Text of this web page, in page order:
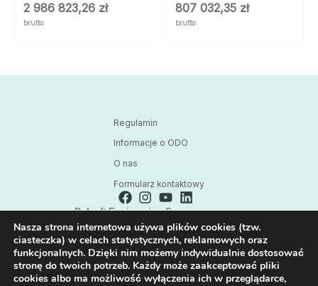
2 986 823,26 zł
brutto
807 032,35 zł
brutto
Regulamin
Informacje o ODO
O nas
Formularz kontaktowy
Polsoft Engineering Sp. z o.o.
ul. 73 Pułku Piechoty 1, 40-467 Katowice
Skontaktuj się z nami:
32 209 80 39
E-mail:
Nasza strona internetowa używa plików cookies (tzw.
ciasteczka) w celach statystycznych, reklamowych oraz
funkcjonalnych. Dzięki nim możemy indywidualnie dostosować
stronę do twoich potrzeb. Każdy może zaakceptować pliki
cookies albo ma możliwość wyłączenia ich w przeglądarce,